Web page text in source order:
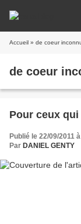
Accueil » de coeur
de coeur
Pour ceux
Publié le 22/09/2011
Par DANIEL GENTY